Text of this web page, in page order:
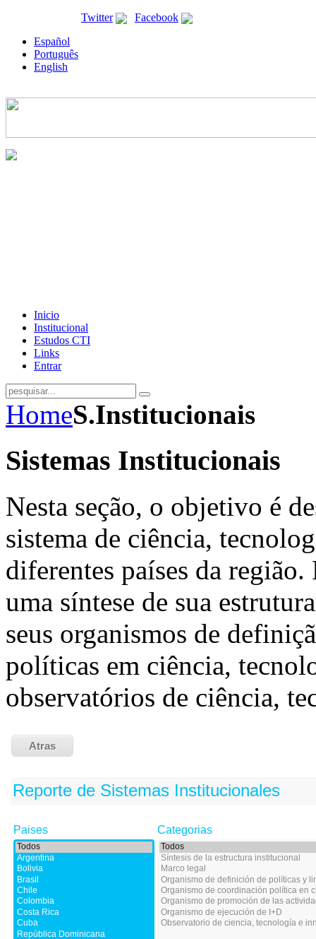
Twitter Facebook
Español
Português
English
Inicio
Institucional
Estudos CTI
Links
Entrar
HomeS.Institucionais
Sistemas Institucionais
Nesta seção, o objetivo é
sistema de ciência,
diferentes países da região.
uma síntese de sua
seus organismos de
políticas em ciência,
observatórios de ciência,